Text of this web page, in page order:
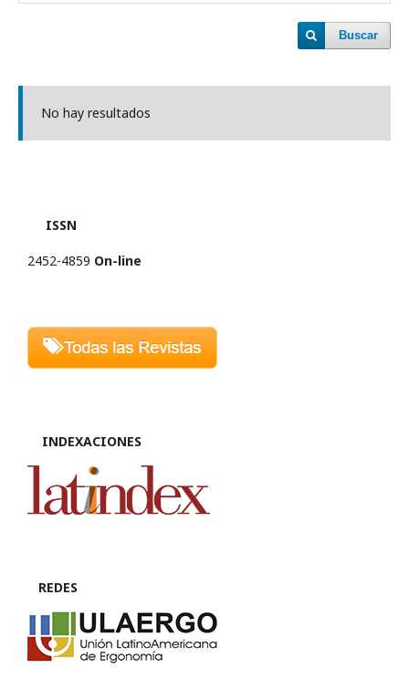
Buscar
No hay resultados
ISSN
2452-4859 On-line
INDEXACIONES
REDES